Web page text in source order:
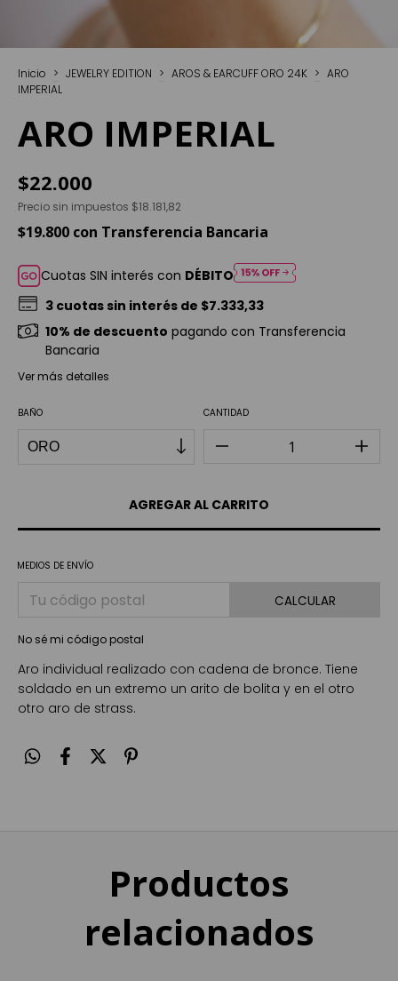
Inicio > JEWELRY EDITION > AROS & EARCUFF ORO 24K > ARO
IMPERIAL
ARO IMPERIAL
$22.000
Precio sin impuestos $18.181,82
$19.800 con Transferencia Bancaria
Cuotas SIN interés con DÉBITO
3 cuotas sin interés de $7.333,33
10% de descuento pagando con Transferencia
Bancaria
Ver más detalles
BAÑO CANTIDAD
MEDIOS DE ENVÍO
CALCULAR
No sé mi código postal
Aro individual realizado con cadena de bronce. Tiene
soldado en un extremo un arito de bolita y en el otro
otro aro de strass.
Productos
relacionados